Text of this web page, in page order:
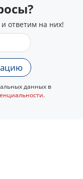
ответим на них!
данных в
.